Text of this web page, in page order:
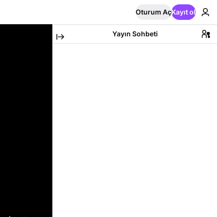
Oturum AçKayıt ol
Yayın Sohbeti